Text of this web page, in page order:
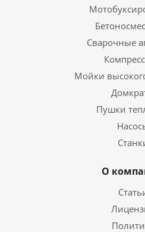
Сварочные
Мойки
Пушки
О